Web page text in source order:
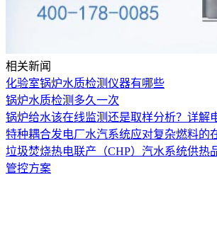
相关新闻
化验室锅炉水质检测仪器有哪些
锅炉水质检测多久一次
锅炉给水该在线监测还是取样分析？详解
特种耦合发电厂水汽系统应对复杂燃料的
垃圾焚烧热电联产（CHP）汽水系统供热
管控方案